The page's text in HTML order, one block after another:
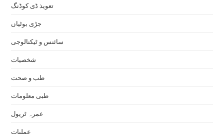
تعویذ ڈی کوڈنگ
جڑی بوٹیاں
سائنس و ٹیکنالوجی
شخصیات
طب و صحت
طبی معلومات
عمرہ ٹریول
عملیات